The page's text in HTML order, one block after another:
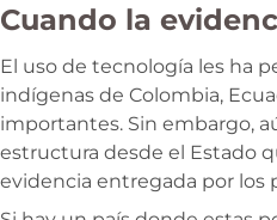
Cuando la
El uso de tecnología les ha
indígenas de Colombia,
importantes. Sin embargo,
estructura desde el Estado
evidencia entregada por los